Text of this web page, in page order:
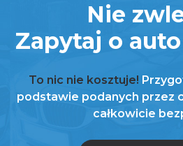
Nie
Zapytaj o
To nic nie kosztuje!
podstawie podanych przez
całkowicie